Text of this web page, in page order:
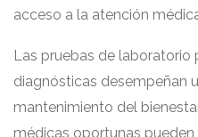
acceso a la atención
Las pruebas de laboratorio
diagnósticas desempeñan
mantenimiento del
médicas oportunas